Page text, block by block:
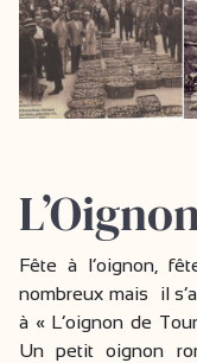
Fête à l’oignon,
nombreux mais il
à « L’oignon de
Un petit oignon